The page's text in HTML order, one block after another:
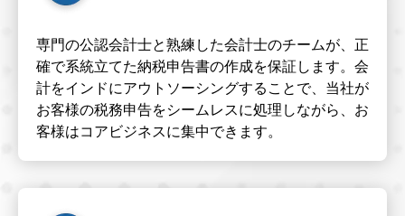
専門の公認会計士と熟練した会計士のチームが、正
確で系統立てた納税申告書の作成を保証します。会
計をインドにアウトソーシングすることで、当社が
お客様の税務申告をシームレスに処理しながら、お
客様はコアビジネスに集中できます。